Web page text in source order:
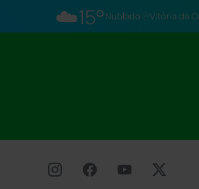
☁️15°Nublado Vitória da